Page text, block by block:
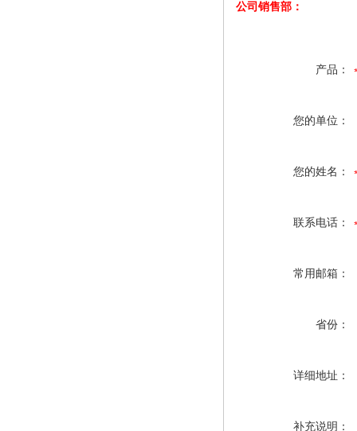
公司销售部：
产品：
您的单位：
您的姓名：
联系电话：
常用邮箱：
省份：
详细地址：
补充说明：